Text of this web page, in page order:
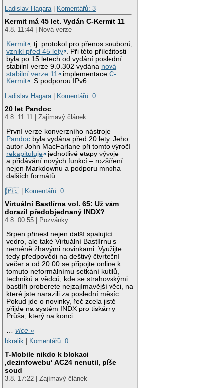
Ladislav Hagara | Komentářů: 3
Kermit má 45 let. Vydán C-Kermit 11
4.8. 11:44 | Nová verze
Kermit , tj. protokol pro přenos souborů,
vznikl před 45 lety . Při této příležitosti
byla po 15 letech od vydání poslední
stabilní verze 9.0.302 vydána nová
stabilní verze 11
implementaceC-
Kermit . S podporou IPv6.
Ladislav Hagara | Komentářů: 0
20 let Pandoc
4.8. 11:11 | Zajímavý článek
První verze konverzního nástroje
Pandoc byla vydána před 20 lety. Jeho
autor John MacFarlane při tomto výročí
rekapituluje
jednotlivé etapy vývoje
a přidávání nových funkcí – rozšíření
nejen Markdownu a podporu mnoha
dalších formátů.
|🇵🇸 | Komentářů: 0
Virtuální Bastlírna vol. 65: Už vám
dorazil předobjednaný INDX?
4.8. 00:55 | Pozvánky
Srpen přinesl nejen další spalující
vedro, ale také Virtuální Bastlírnu s
neméně žhavými novinkami. Využijte
tedy předpovědi na deštivý čtvrteční
večer a od 20:00 se připojte online k
tomuto neformálnímu setkání kutilů,
techniků a vědců, kde se strahovskými
bastlíři proberete nejzajímavější věci, na
které jste narazili za poslední měsíc.
Pokud jde o novinky, řeč zcela jistě
přijde na systém INDX pro tiskárny
Průša, který na konci
…více »
bkralik
Komentářů: 0
T-Mobile nikdo k blokaci
‚dezinfowebu‘ AC24 nenutil, píše
soud
3.8. 17:22 | Zajímavý článek